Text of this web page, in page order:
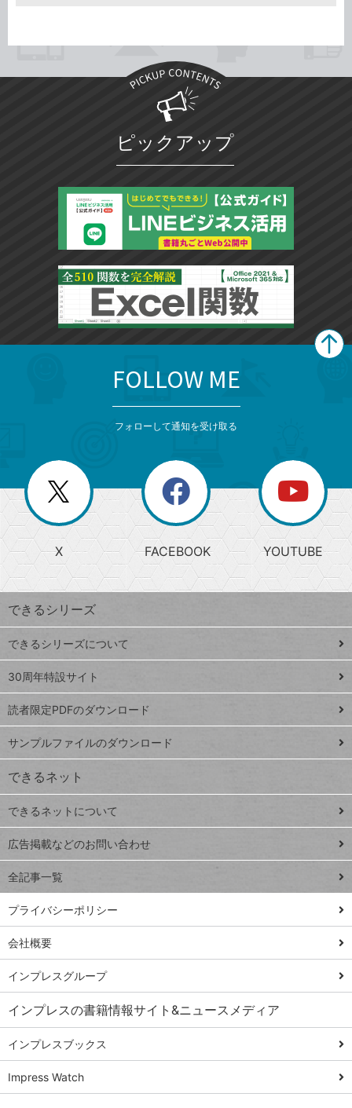
ピックアップ
じ
る
search
検
索
上
昇
ワ
ー
ド
Google
スプレ
ッドシ
ート
iPhone
VLOOKUP
close
閉じ
る
閉
じ
る
ー
か
ら
探
す
ト
ッ
プ
ペ
ジ
連載
Excel Q&A
トイアンナ流仕
事術
ではじめる業務
の完全自動化
AI議事録作成術
Windows 11
Q&A
Teams踏み込み
活用術
Excel講師の仕事
術
FOLLOW ME
フォローして通知を受け取る
X FACEBOOK YOUTUBE
できるシリーズ
できるシリーズについて
30周年特設サイト
読者限定PDFのダウンロード
サンプルファイルのダウンロード
できるネット
できるネットについて
広告掲載などのお問い合わせ
全記事一覧
プライバシーポリシー
会社概要
インプレスグループ
インプレスの書籍情報サイト&ニュースメディア
インプレスブックス
Impress Watch